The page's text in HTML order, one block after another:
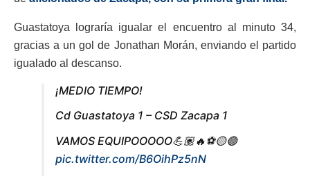
Guastatoya lograría igualar el encuentro al minuto 34,
gracias a un gol de Jonathan Morán, enviando el partido
igualado al descanso.
¡MEDIO TIEMPO!
Cd Guastatoya 1 – CSD Zacapa 1
VAMOS EQUIPOOOOO💪🏽🔥⚽️🟡🟢
pic.twitter.com/B6OihPz5nN